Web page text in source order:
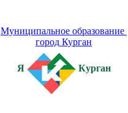
Муниципальное образование
город Курган
Я Курган